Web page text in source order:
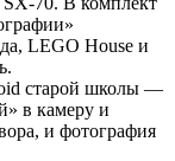
LEGO House и
старой школы —
в камеру и
и фотография